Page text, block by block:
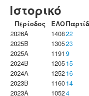
Ιστορικό
Περίοδος ΕΛΟ
2026A
140822
2025B
130523
2025A
1191 9
2024B
120515
2024A
125216
2023B
116014
2023Α
10524